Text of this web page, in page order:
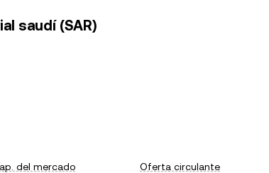
saudí (SAR)
del mercado
Oferta circulante